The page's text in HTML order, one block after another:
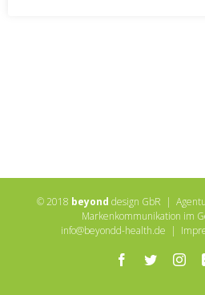
© 2018 beyond design GbR |
Markenkommunikation im
info@beyondd-health.de |
Facebook
Twitter